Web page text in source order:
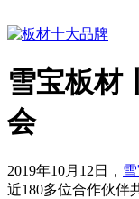
雪宝板材
会
2019年10月12日，
近180多位合作伙伴